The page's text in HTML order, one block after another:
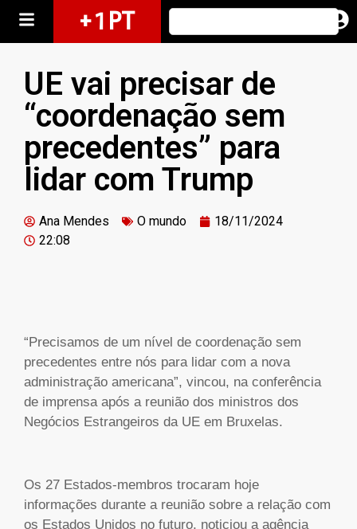
+ 1 PT
UE vai precisar de
“coordenação sem
precedentes” para
lidar com Trump
Ana Mendes O mundo
18/11/2024
22:08
“Precisamos de um nível de coordenação sem
precedentes entre nós para lidar com a nova
administração americana”, vincou, na conferência
de imprensa após a reunião dos ministros dos
Negócios Estrangeiros da UE em Bruxelas.
Os 27 Estados-membros trocaram hoje
informações durante a reunião sobre a relação com
os Estados Unidos no futuro, noticiou a agência